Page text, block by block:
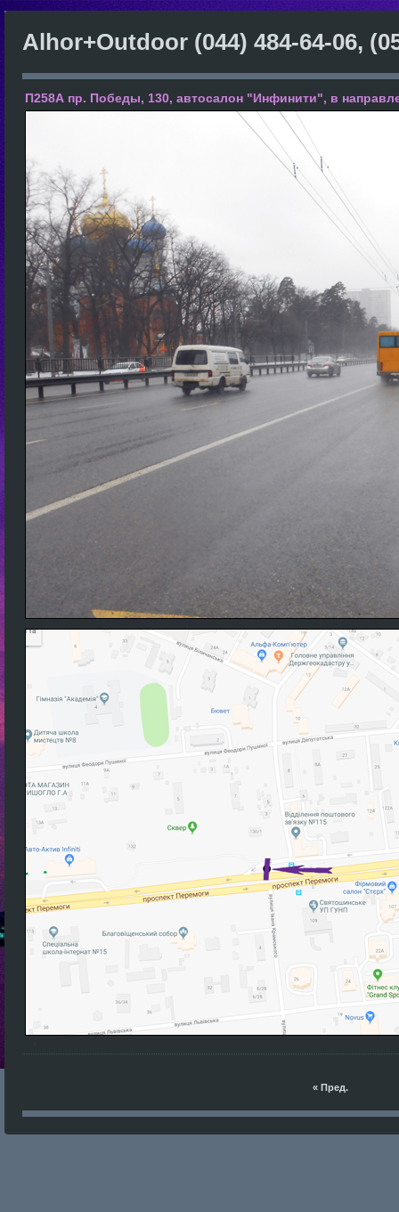
Alhor+Outdoor (044) 484-64-06,
П258А пр. Победы, 130, автосалон "Инфинити", в
« Пред.